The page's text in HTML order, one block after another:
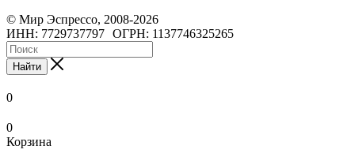
© Мир Эспрессо, 2008-2026
ИНН: 7729737797 ОГРН: 1137746325265
Найти
0
0
Корзина